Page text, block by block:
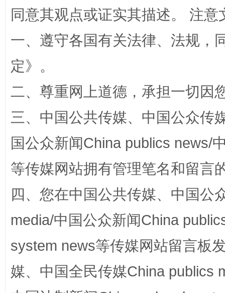
招工难、用工荒背后
网上购药对药下症？
同意其观点或证实其描述。 注
一、遵守各国有关法律、法规，
定》。
二、尊重网上道德，承担一切因
三、中国公共传媒、中国公众传
国公众新闻China publics news/
等传媒网站拥有管理笔名和留言
四、您在中国公共传媒、中国公
media/中国公众新闻China
system news等传媒网站留言板
媒、中国全民传媒China publics